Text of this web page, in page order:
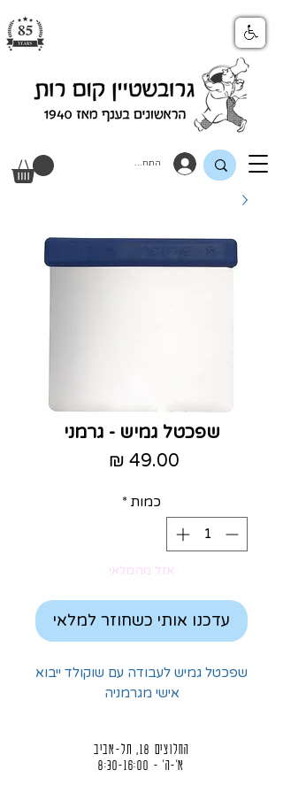
התחבר
שפכטל גמיש - גרמני
כמות *
אזל מהמלאי
עדכנו אותי כשחוזר למלאי
שפכטל גמיש לעבודה עם שוקולד ייבוא
אישי מגרמניה
החלוצים 18, תל-אביב
א'-ה' - 8:30-16:00